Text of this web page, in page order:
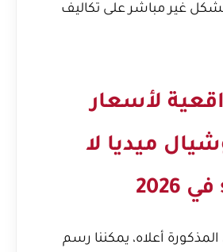
غير مباشر على تكاليف
لأسعار
ميديا لا
أعلاه، يمكننا رسم